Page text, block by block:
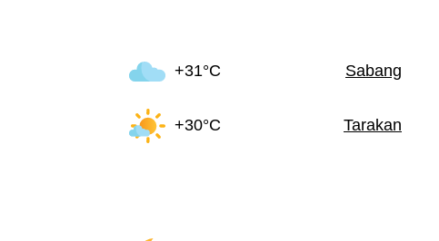
+31°C Sabang
+30°C Tarakan